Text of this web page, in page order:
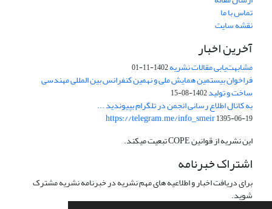
تماس با ما
نقشه سایت
آخرین اخبار
مشابهت‌یابی مقالات نشریه1402-11-01
فراخوان بیستمین همایش ملی و نهمین کنفرانس بین المللی مهندسی
ساخت و تولید1402-08-15
به کانال اطلاع رسانی انجمن در تلگرام بپیوندید ...
https://telegram.me/info_smeir1395-06-19
این نشریه از قوانین COPE تبعیت میکند.
اشتراک خبرنامه
برای دریافت اخبار و اطلاعیه های مهم نشریه در خبرنامه نشریه مشترک
شوید.